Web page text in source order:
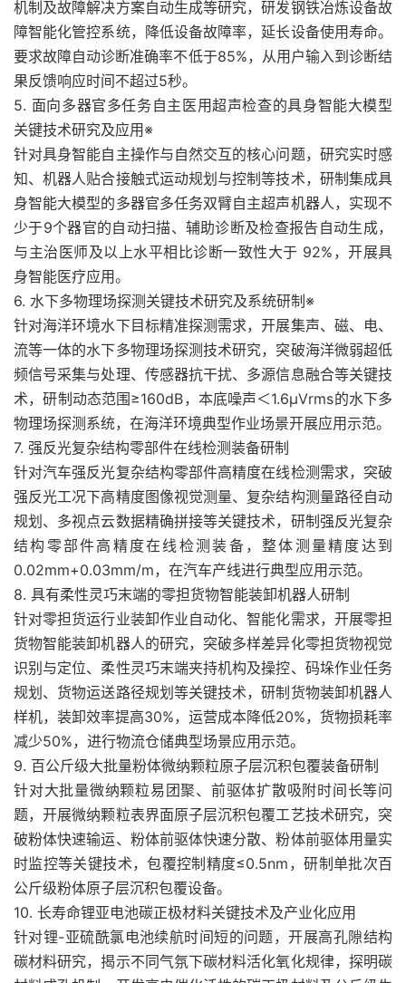
机制及故障解决方案自动生成等研究，研发钢铁冶炼设备故
障智能化管控系统，降低设备故障率，延长设备使用寿命。
要求故障自动诊断准确率不低于85%，从用户输入到诊断结
果反馈响应时间不超过5秒。
5. 面向多器官多任务自主医用超声检查的具身智能大模型
关键技术研究及应用※
针对具身智能自主操作与自然交互的核心问题，研究实时感
知、机器人贴合接触式运动规划与控制等技术，研制集成具
身智能大模型的多器官多任务双臂自主超声机器人，实现不
少于9个器官的自动扫描、辅助诊断及检查报告自动生成，
与主治医师及以上水平相比诊断一致性大于 92%，开展具
身智能医疗应用。
6. 水下多物理场探测关键技术研究及系统研制※
针对海洋环境水下目标精准探测需求，开展集声、磁、电、
流等一体的水下多物理场探测技术研究，突破海洋微弱超低
频信号采集与处理、传感器抗干扰、多源信息融合等关键技
术，研制动态范围≥160dB，本底噪声＜1.6μVrms的水下多
物理场探测系统，在海洋环境典型作业场景开展应用示范。
7. 强反光复杂结构零部件在线检测装备研制
针对汽车强反光复杂结构零部件高精度在线检测需求，突破
强反光工况下高精度图像视觉测量、复杂结构测量路径自动
规划、多视点云数据精确拼接等关键技术，研制强反光复杂
结构零部件高精度在线检测装备，整体测量精度达到
0.02mm+0.03mm/m，在汽车产线进行典型应用示范。
8. 具有柔性灵巧末端的零担货物智能装卸机器人研制
针对零担货运行业装卸作业自动化、智能化需求，开展零担
货物智能装卸机器人的研究，突破多样差异化零担货物视觉
识别与定位、柔性灵巧末端夹持机构及操控、码垛作业任务
规划、货物运送路径规划等关键技术，研制货物装卸机器人
样机，装卸效率提高30%，运营成本降低20%，货物损耗率
减少50%，进行物流仓储典型场景应用示范。
9. 百公斤级大批量粉体微纳颗粒原子层沉积包覆装备研制
针对大批量微纳颗粒易团聚、前驱体扩散吸附时间长等问
题，开展微纳颗粒表界面原子层沉积包覆工艺技术研究，突
破粉体快速输运、粉体前驱体快速分散、粉体前驱体用量实
时监控等关键技术，包覆控制精度≤0.5nm，研制单批次百
公斤级粉体原子层沉积包覆设备。
10. 长寿命锂亚电池碳正极材料关键技术及产业化应用
针对锂-亚硫酰氯电池续航时间短的问题，开展高孔隙结构
碳材料研究，揭示不同气氛下碳材料活化氧化规律，探明碳